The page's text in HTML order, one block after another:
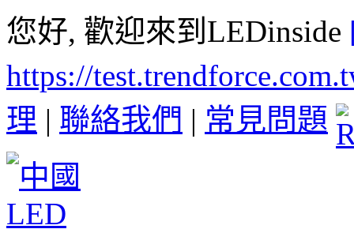
您好, 歡迎來到LEDinside
https://
理 | 聯絡我們 | 常見問題